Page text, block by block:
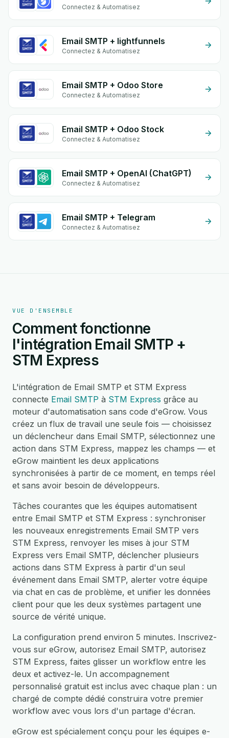
Connectez & Automatisez
Email SMTP + lightfunnels
Connectez & Automatisez
Email SMTP + Odoo Store
Connectez & Automatisez
Email SMTP + Odoo Stock
Connectez & Automatisez
Email SMTP + OpenAI (ChatGPT)
Connectez & Automatisez
Email SMTP + Telegram
Connectez & Automatisez
VUE D'ENSEMBLE
Comment fonctionne
l'intégration Email SMTP +
STM Express
L'intégration de Email SMTP et STM Express
connecte Email SMTP à STM Express grâce au
moteur d'automatisation sans code d'eGrow. Vous
créez un flux de travail une seule fois — choisissez
un déclencheur dans Email SMTP, sélectionnez une
action dans STM Express, mappez les champs — et
eGrow maintient les deux applications
synchronisées à partir de ce moment, en temps réel
et sans avoir besoin de développeurs.
Tâches courantes que les équipes automatisent
entre Email SMTP et STM Express : synchroniser
les nouveaux enregistrements Email SMTP vers
STM Express, renvoyer les mises à jour STM
Express vers Email SMTP, déclencher plusieurs
actions dans STM Express à partir d'un seul
événement dans Email SMTP, alerter votre équipe
via chat en cas de problème, et unifier les données
client pour que les deux systèmes partagent une
source de vérité unique.
La configuration prend environ 5 minutes. Inscrivez-
vous sur eGrow, autorisez Email SMTP, autorisez
STM Express, faites glisser un workflow entre les
deux et activez-le. Un accompagnement
personnalisé gratuit est inclus avec chaque plan : un
chargé de compte dédié construira votre premier
workflow avec vous lors d'un partage d'écran.
eGrow est spécialement conçu pour les équipes e-